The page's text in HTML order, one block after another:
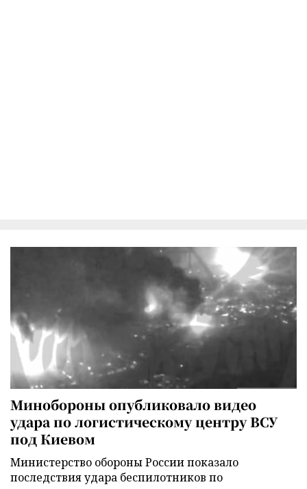
Минобороны опубликовало видео
удара по логистическому центру ВСУ
под Киевом
Министерство обороны России показало
последствия удара беспилотников по